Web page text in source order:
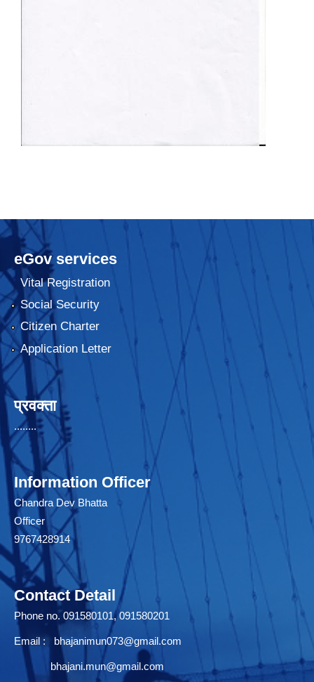
eGov services
Vital Registration
Social Security
Citizen Charter
Application Letter
प्रवक्ता
........
Information Officer
Chandra Dev Bhatta
Officer
9767428914
Contact Detail
Phone no. 091580101, 091580201
Email : bhajanimun073@gmail.com
bhajani.mun@gmail.com